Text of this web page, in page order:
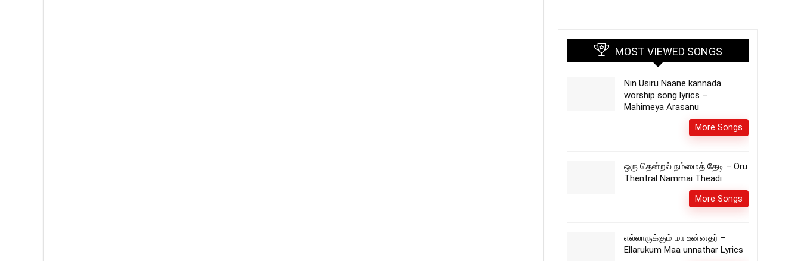
MOST VIEWED SONGS
Nin Usiru Naane kannada
worship song lyrics –
Mahimeya Arasanu
More Songs
ஒரு தென்றல் நம்மைத் தேடி – Oru
Thentral Nammai Theadi
More Songs
எல்லாருக்கும் மா உன்னதர் –
Ellarukum Maa unnathar Lyrics